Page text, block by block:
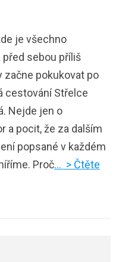
je všechno
před sebou příliš
začne pokukovat po
cestování Střelce
Nejde jen o
a pocit, že za dalším
popsané v každém
Proč… > Čtěte